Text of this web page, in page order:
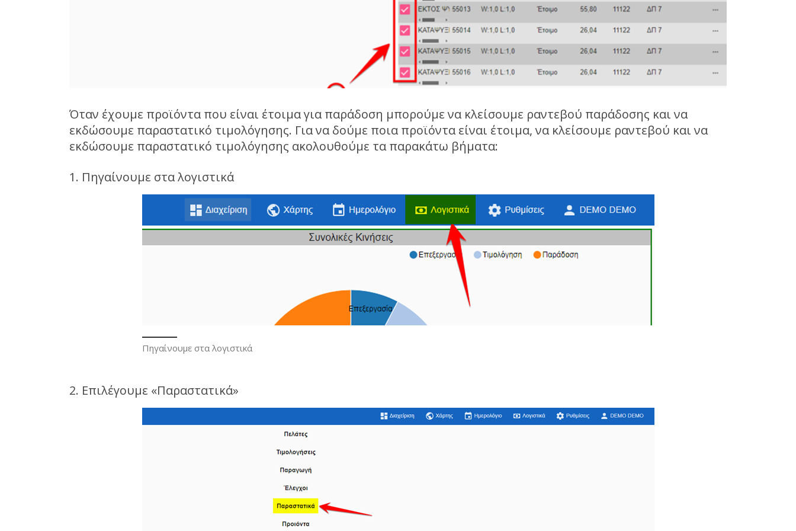
Όταν έχουμε προϊόντα που είναι έτοιμα για παράδοση μπορούμε να κλείσουμε ραντεβού παράδοσης και να
εκδώσουμε παραστατικό τιμολόγησης. Για να δούμε ποια προϊόντα είναι έτοιμα, να κλείσουμε ραντεβού και να
εκδώσουμε παραστατικό τιμολόγησης ακολουθούμε τα παρακάτω βήματα:
1. Πηγαίνουμε στα λογιστικά
Πηγαίνουμε στα λογιστικά
2. Επιλέγουμε «Παραστατικά»